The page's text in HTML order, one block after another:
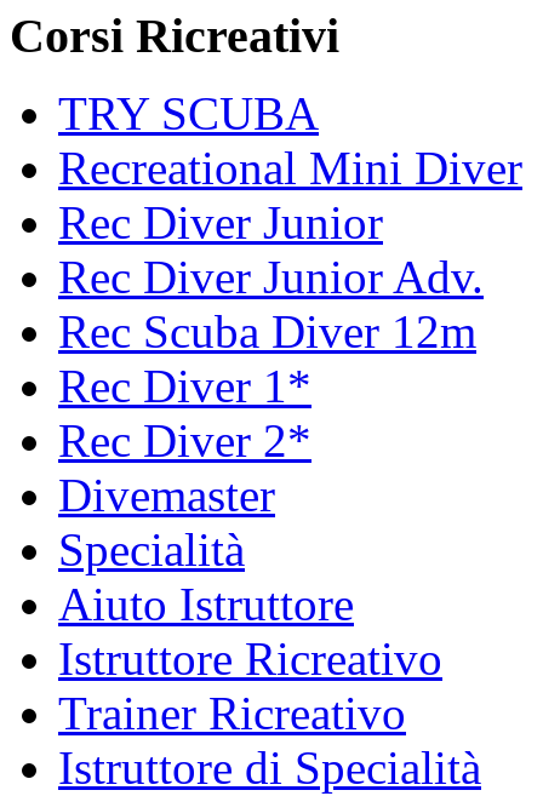
Corsi Ricreativi
TRY SCUBA
Recreational Mini Diver
Rec Diver Junior
Rec Diver Junior Adv.
Rec Scuba Diver 12m
Rec Diver 1*
Rec Diver 2*
Divemaster
Specialità
Aiuto Istruttore
Istruttore Ricreativo
Trainer Ricreativo
Istruttore di Specialità